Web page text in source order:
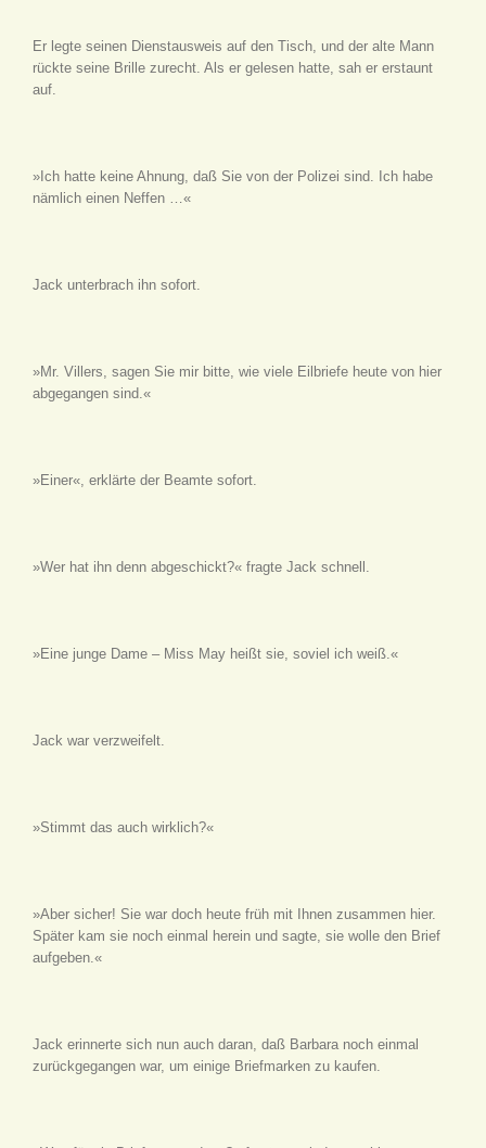
Er legte seinen Dienstausweis auf den Tisch, und der alte Mann
rückte seine Brille zurecht. Als er gelesen hatte, sah er erstaunt
auf.
»Ich hatte keine Ahnung, daß Sie von der Polizei sind. Ich habe
nämlich einen Neffen …«
Jack unterbrach ihn sofort.
»Mr. Villers, sagen Sie mir bitte, wie viele Eilbriefe heute von hier
abgegangen sind.«
»Einer«, erklärte der Beamte sofort.
»Wer hat ihn denn abgeschickt?« fragte Jack schnell.
»Eine junge Dame – Miss May heißt sie, soviel ich weiß.«
Jack war verzweifelt.
»Stimmt das auch wirklich?«
»Aber sicher! Sie war doch heute früh mit Ihnen zusammen hier.
Später kam sie noch einmal herein und sagte, sie wolle den Brief
aufgeben.«
Jack erinnerte sich nun auch daran, daß Barbara noch einmal
zurückgegangen war, um einige Briefmarken zu kaufen.